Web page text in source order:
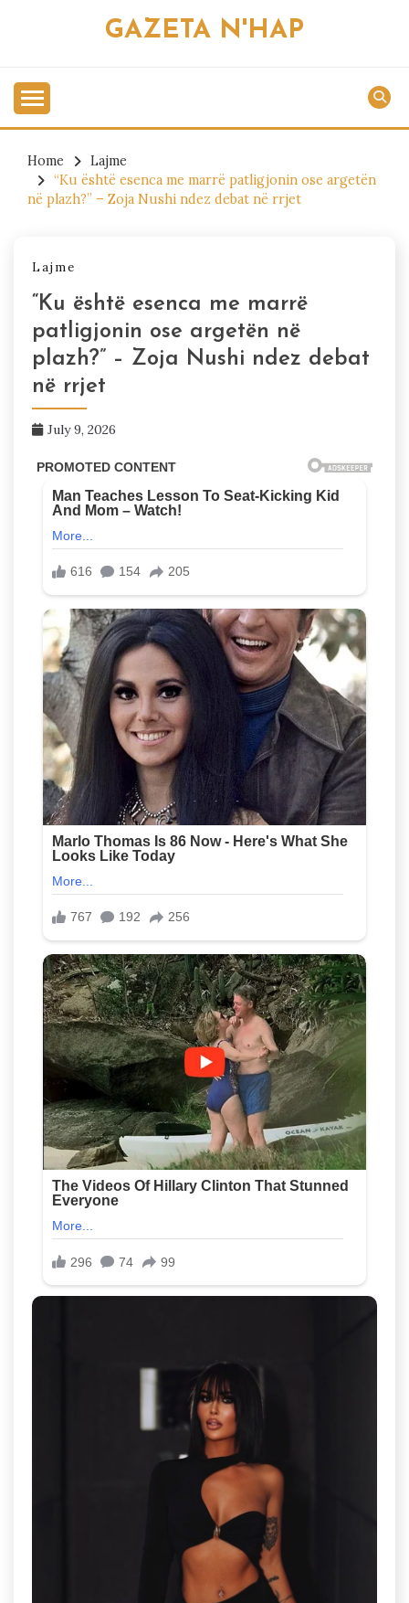
GAZETA N'HAP
Home
Lajme
“Ku është esenca me marrë patligjonin ose argetën
në plazh?” – Zoja Nushi ndez debat në rrjet
Lajme
“Ku është esenca me marrë
patligjonin ose argetën në
plazh?” – Zoja Nushi ndez debat
në rrjet
July 9, 2026